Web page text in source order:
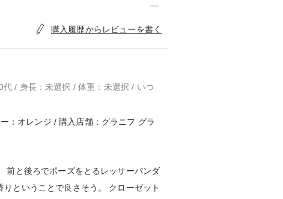
購入履歴からレビューを書く
/ 身長：未選択 / 体重：未選択 / いつ
：オレンジ / 購入店舗：グラニフ グラ
前と後ろでポーズをとるレッサーパンダ
ということで良さそう。 クローゼット